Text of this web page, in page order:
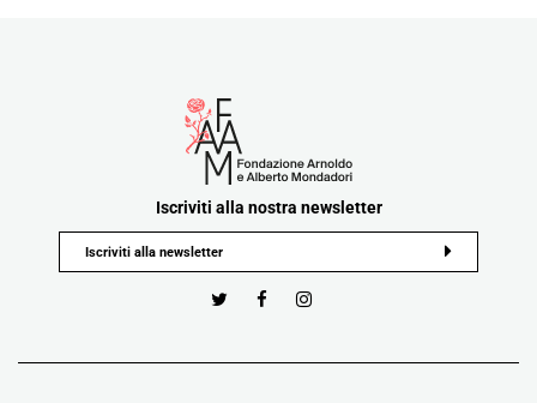
Iscriviti alla nostra newsletter